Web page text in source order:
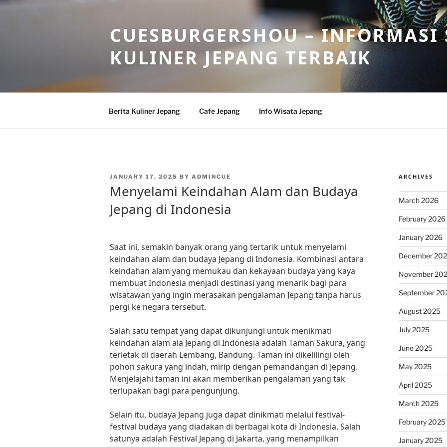
Skip
CUESBURGERSHOU – INFORMASI
KULINER JEPANG TERBAIK
Berita Kuliner Jepang Cafe Jepang Info Wisata Jepang
POSTED
JANUARY 17, 2025 BY ADMINCUE
Menyelami Keindahan Alam dan Budaya
Jepang di Indonesia
Saat ini, semakin banyak orang yang tertarik untuk menyelami
keindahan alam dan budaya Jepang di Indonesia. Kombinasi antara
keindahan alam yang memukau dan kekayaan budaya yang kaya
membuat Indonesia menjadi destinasi yang menarik bagi para
wisatawan yang ingin merasakan pengalaman Jepang tanpa harus
pergi ke negara tersebut.
Salah satu tempat yang dapat dikunjungi untuk menikmati
keindahan alam ala Jepang di Indonesia adalah Taman Sakura, yang
terletak di daerah Lembang, Bandung. Taman ini dikelilingi oleh
pohon sakura yang indah, mirip dengan pemandangan di Jepang.
Menjelajahi taman ini akan memberikan pengalaman yang tak
terlupakan bagi para pengunjung.
Selain itu, budaya Jepang juga dapat dinikmati melalui festival-
festival budaya yang diadakan di berbagai kota di Indonesia. Salah
satunya adalah Festival Jepang di Jakarta, yang menampilkan
ARCHIVES
March 2026
February 2026
January 2026
December
November
September
August 2025
July 2025
June 2025
May 2025
April 2025
March 2025
February 2025
January 2025